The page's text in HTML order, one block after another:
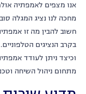
אנו מצפים לאמפתיה
מחכה לנו נציג המגלה
חשוב להבין מה זו
וכיצד ניתן לעודד
מתחום ניהול השיחה